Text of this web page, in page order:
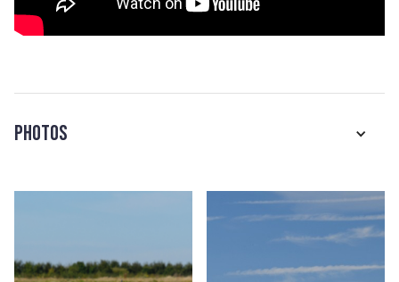
Photos